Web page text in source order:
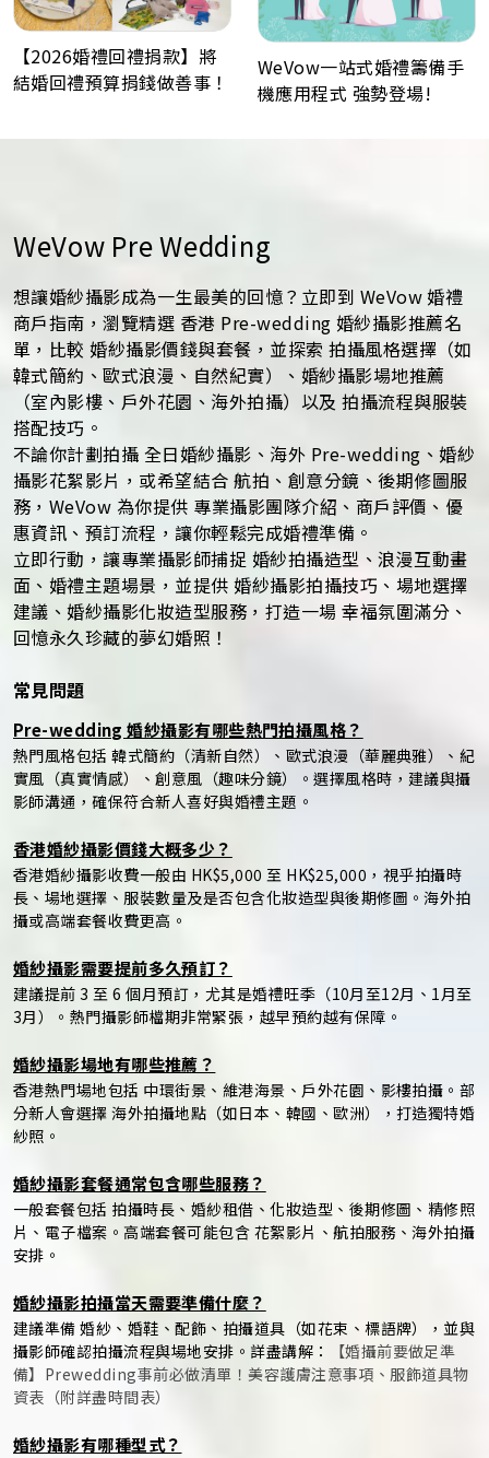
【2026婚禮回禮捐款】將
結婚回禮預算捐錢做善事！
WeVow一站式婚禮籌備手
機應用程式 強勢登場!
WeVow Pre Wedding
想讓婚紗攝影成為一生最美的回憶？立即到 WeVow 婚禮
商戶指南，瀏覽精選 香港 Pre-wedding 婚紗攝影推薦名
單，比較 婚紗攝影價錢與套餐，並探索 拍攝風格選擇（如
韓式簡約、歐式浪漫、自然紀實）、婚紗攝影場地推薦
（室內影樓、戶外花園、海外拍攝）以及 拍攝流程與服裝
搭配技巧。
不論你計劃拍攝 全日婚紗攝影、海外 Pre-wedding、婚紗
攝影花絮影片，或希望結合 航拍、創意分鏡、後期修圖服
務，WeVow 為你提供 專業攝影團隊介紹、商戶評價、優
惠資訊、預訂流程，讓你輕鬆完成婚禮準備。
立即行動，讓專業攝影師捕捉 婚紗拍攝造型、浪漫互動畫
面、婚禮主題場景，並提供 婚紗攝影拍攝技巧、場地選擇
建議、婚紗攝影化妝造型服務，打造一場 幸福氛圍滿分、
回憶永久珍藏的夢幻婚照！
常見問題
Pre-wedding 婚紗攝影有哪些熱門拍攝風格？
熱門風格包括 韓式簡約（清新自然）、歐式浪漫（華麗典雅）、紀
實風（真實情感）、創意風（趣味分鏡）。選擇風格時，建議與攝
影師溝通，確保符合新人喜好與婚禮主題。
香港婚紗攝影價錢大概多少？
香港婚紗攝影收費一般由 HK$5,000 至 HK$25,000，視乎拍攝時
長、場地選擇、服裝數量及是否包含化妝造型與後期修圖。海外拍
攝或高端套餐收費更高。
婚紗攝影需要提前多久預訂？
建議提前 3 至 6 個月預訂，尤其是婚禮旺季（10月至12月、1月至
3月）。熱門攝影師檔期非常緊張，越早預約越有保障。
婚紗攝影場地有哪些推薦？
香港熱門場地包括 中環街景、維港海景、戶外花園、影樓拍攝。部
分新人會選擇 海外拍攝地點（如日本、韓國、歐洲），打造獨特婚
紗照。
婚紗攝影套餐通常包含哪些服務？
一般套餐包括 拍攝時長、婚紗租借、化妝造型、後期修圖、精修照
片、電子檔案。高端套餐可能包含 花絮影片、航拍服務、海外拍攝
安排。
婚紗攝影拍攝當天需要準備什麼？
建議準備 婚紗、婚鞋、配飾、拍攝道具（如花束、標語牌），並與
攝影師確認拍攝流程與場地安排。詳盡講解：
【婚攝前要做足準
備】Prewedding事前必做清單！美容護膚注意事項、服飾道具物
資表（附詳盡時間表）
婚紗攝影有哪種型式？